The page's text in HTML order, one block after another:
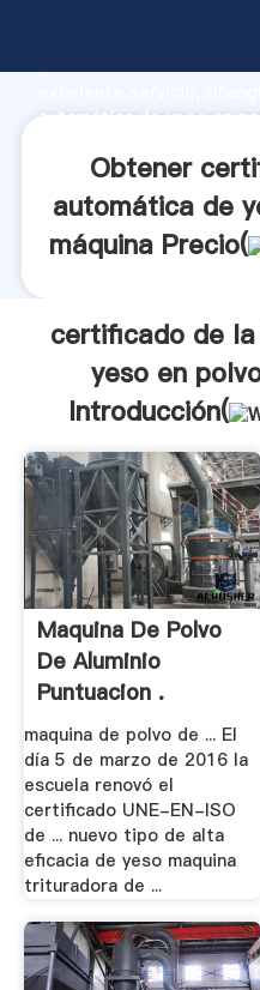
producción, fuerza de
automática de yeso en
clientes.Obtener
automática de
máquina Precio(
certificado de
yeso en
Introducción(
Maquina De Polvo
De Aluminio
Puntuacion .
maquina de polvo de ... El
día 5 de marzo de 2016 la
escuela renovó el
certificado UNE-EN-ISO
de ... nuevo tipo de alta
eficacia de yeso maquina
trituradora de ...